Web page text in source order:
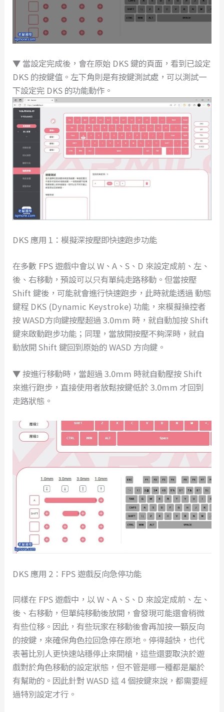
▼ 當設定完成後，會在原始 DKS 鍵的頁面，看到已設定
DKS 的按鍵值。左下角則是有按鍵測試處，可以測試一
下設定完 DKS 的功能動作。
DKS 應用 1：模擬深按壓即快速跑步功能
在多數 FPS 遊戲中會以 W、A、S、D 來設定成前、左、
後、右移動，預設可以只有單純走路移動。但當按壓
Shift 鍵後，可能就會進行快速跑步，此時就能透過 動態
鍵程 DKS (Dynamic Keystroke) 功能，來模擬操控者
按 WASD方向鍵按壓超過 3.0mm 時，就自動加按 Shift
鍵來啟動跑步功能；同理，當放開按壓不夠深時，就自
動放開 Shift 鍵回到原始的 WASD 方向鍵。
▼ 按進行移動時，當超過 3.0mm 時就自動壓按 Shift
來進行跑步，直接使用者放鬆按鍵低於 3.0mm 才回到
走路狀態。
DKS 應用 2：FPS 遊戲反向急停功能
同樣在 FPS 遊戲中，以 W、A、S、D 來設定成前、左、
後、右移動，但單純移動後放開，會發現可能還會稍微
有些位移。因此，有些玩家在移動後會再加按一顆反向
的按鍵，來確保角色拉回急停在原地。停得越快，也代
表著比別人更快速站穩停止來開槍，這些還要取決於遊
戲對於角色移動的設定狀態，但不管是哪一種都是屬於
有幫助的。因此針對 WASD 這 4 個按鍵來說，都需要經
過特別設定才行。